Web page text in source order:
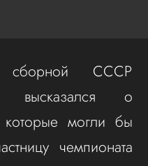
сборной СССР
высказался о
которые могли бы
чемпионата